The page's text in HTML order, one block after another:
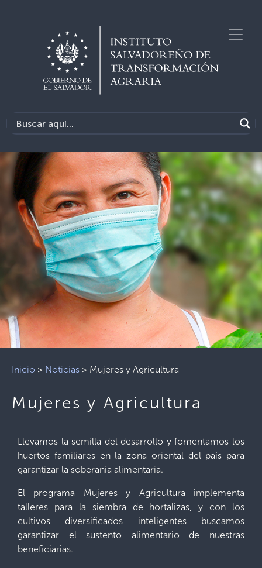
Inicio > Noticias > Mujeres y Agricultura
Mujeres y Agricultura
Llevamos la semilla del desarrollo y fomentamos los
huertos familiares en la zona oriental del país para
garantizar la soberanía alimentaria.
El programa Mujeres y Agricultura implementa
talleres para la siembra de hortalizas, y con los
cultivos diversificados inteligentes buscamos
garantizar el sustento alimentario de nuestras
beneficiarias.